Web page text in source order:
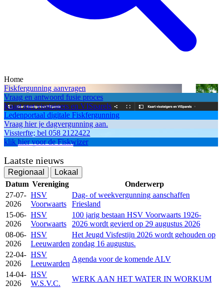
Home
Fiskfergunning aanvragen
Vraag en antwoord fusie proces
Kaart met vissteigers en VISparels
Ledenportaal digitale Fiskfergunning
Vraag hier je dagvergunning aan.
Vissterfte; bel 058 2122422
klik hier voor de Fiskwizer
Laatste nieuws
Regionaal
Lokaal
Datum Vereniging
Onderwerp
27-07-
2026
HSV
Voorwaarts
Dag- of weekvergunning aanschaffen
Friesland
15-06-
2026
HSV
Voorwaarts
100 jarig bestaan HSV Voorwaarts 1926-
2026 wordt gevierd op 29 augustus 2026
08-06-
2026
HSV
Leeuwarden
Het Jeugd Visfestijn 2026 wordt gehouden op
zondag 16 augustus.
22-04-
2026
HSV
Leeuwarden
Agenda voor de komende ALV
14-04-
2026
HSV
W.S.V.C.
WERK AAN HET WATER IN WORKUM